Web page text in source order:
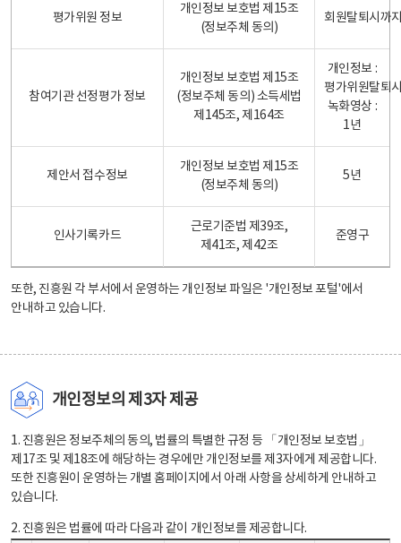
평가위원 정보
개인정보 보호법 제15조
(정보주체 동의)
회원탈퇴시까
참여기관 선정평가 정보
개인정보 보호법 제15조
(정보주체 동의) 소득세법
제145조, 제164조
개인정보 :
평가위원탈퇴
녹화영상 :
1년
제안서 접수정보
개인정보 보호법 제15조
(정보주체 동의)
5년
인사기록카드
근로기준법 제39조,
제41조, 제42조
준영구
또한, 진흥원 각 부서에서 운영하는 개인정보 파일은 '개인정보 포털'에서
안내하고 있습니다.
개인정보의 제3자 제공
1. 진흥원은 정보주체의 동의, 법률의 특별한 규정 등 「개인정보 보호법」
제17조 및 제18조에 해당하는 경우에만 개인정보를 제3자에게 제공합니다.
또한 진흥원이 운영하는 개별 홈페이지에서 아래 사항을 상세하게 안내하고
있습니다.
2. 진흥원은 법률에 따라 다음과 같이 개인정보를 제공합니다.